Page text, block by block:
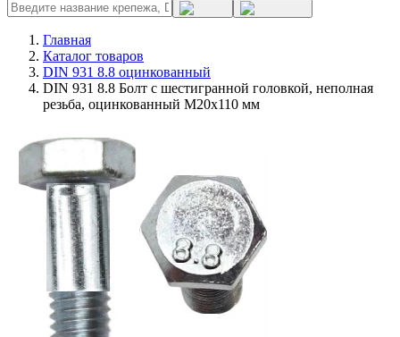
Главная
Каталог товаров
DIN 931 8.8 оцинкованный
DIN 931 8.8 Болт с шестигранной головкой, неполная
резьба, оцинкованный M20x110 мм